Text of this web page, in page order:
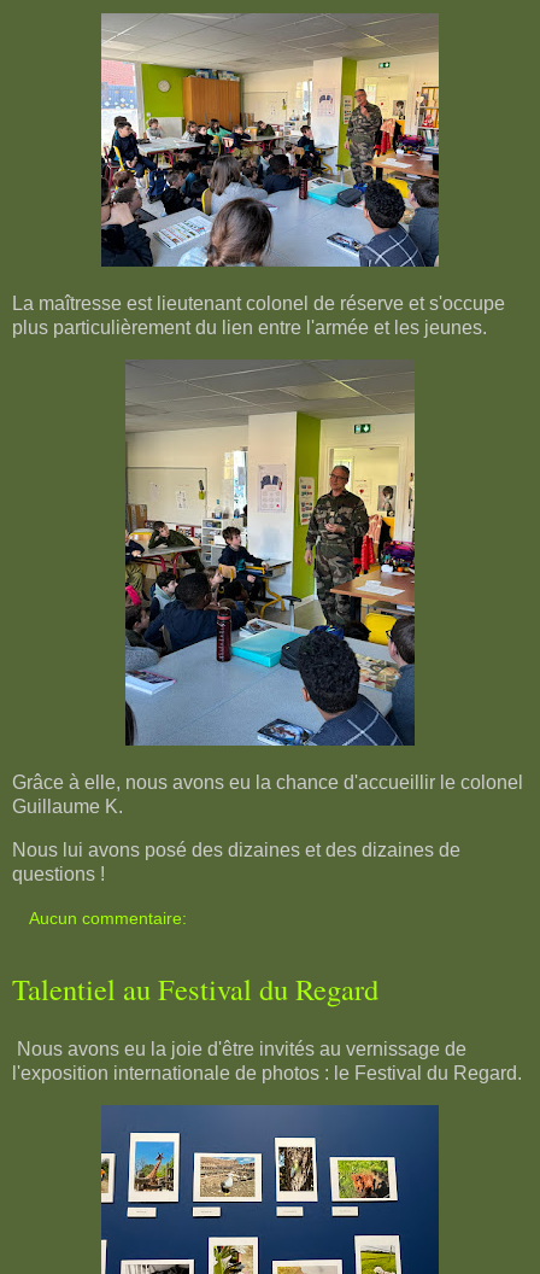
La maîtresse est lieutenant colonel de réserve et s'occupe
plus particulièrement du lien entre l'armée et les jeunes.
Grâce à elle, nous avons eu la chance d'accueillir le colonel
Guillaume K.
Nous lui avons posé des dizaines et des dizaines de
questions !
Aucun commentaire:
Talentiel au Festival du Regard
Nous avons eu la joie d'être invités au vernissage de
l'exposition internationale de photos : le Festival du Regard.